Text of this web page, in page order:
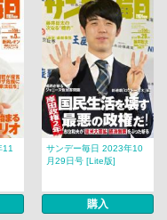
11
サンデー毎日 2023年10
月29日号 [Lite版]
購入